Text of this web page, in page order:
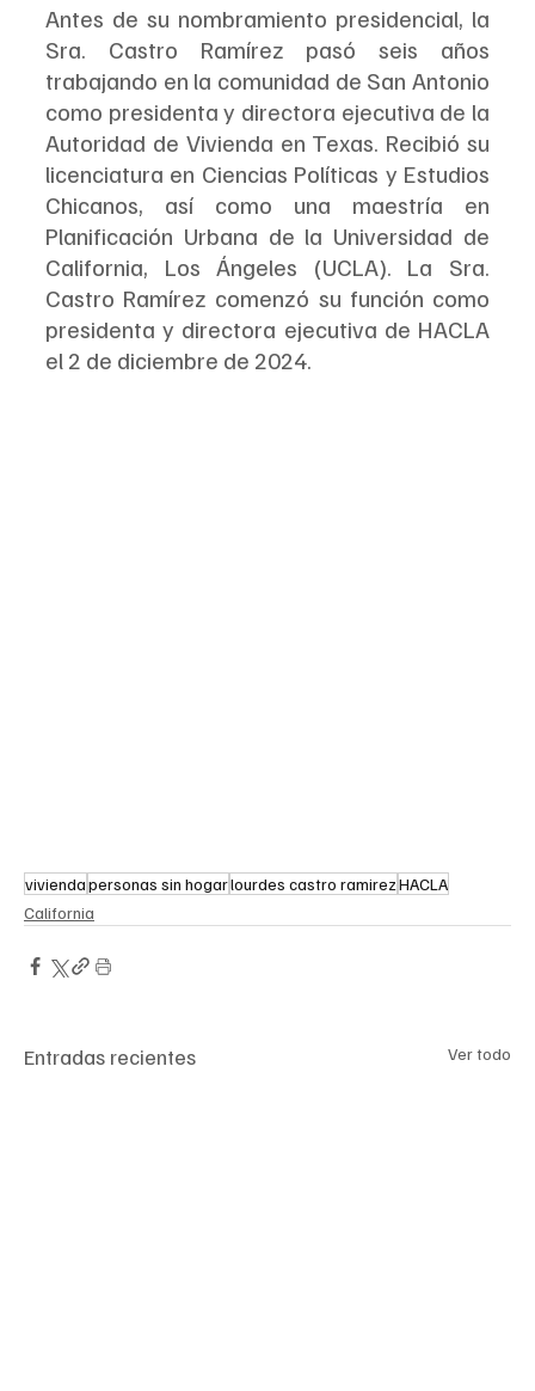
Antes de su nombramiento presidencial, la
Sra. Castro Ramírez pasó seis años
trabajando en la comunidad de San Antonio
como presidenta y directora ejecutiva de la
Autoridad de Vivienda en Texas. Recibió su
licenciatura en Ciencias Políticas y Estudios
Chicanos, así como una maestría en
Planificación Urbana de la Universidad de
California, Los Ángeles (UCLA). La Sra.
Castro Ramírez comenzó su función como
presidenta y directora ejecutiva de HACLA
el 2 de diciembre de 2024.
viviendapersonas sin hogarlourdes castro ramirezHACLA
California
Entradas recientes Ver todo